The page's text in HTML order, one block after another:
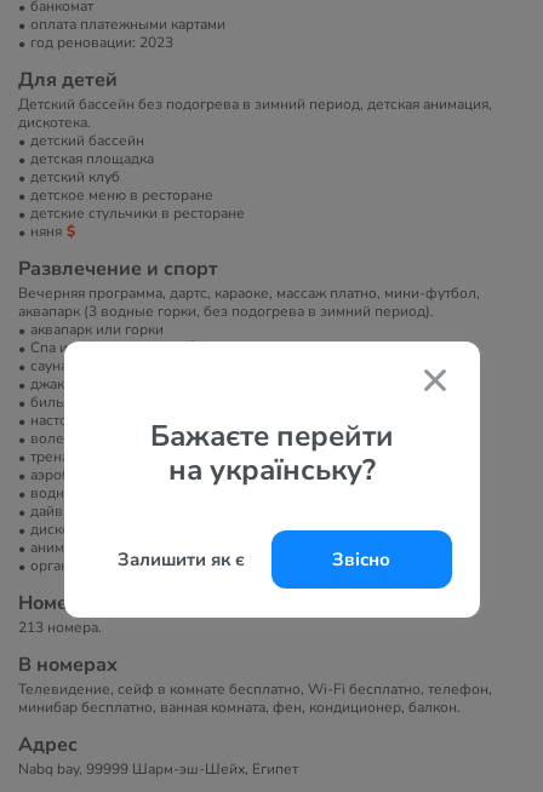
Бажаєте перейти
на українську?
Залишити як є Звісно
банкомат
оплата платежными картами
год реновации: 2023
Для детей
Детский бассейн без подогрева в зимний период, детская анимация,
дискотека.
детский бассейн
детская площадка
детский клуб
детское меню в ресторане
детские стульчики в ресторане
няня
Развлечение и спорт
Вечерняя программа, дартс, караоке, массаж платно, мини-футбол,
аквапарк (3 водные горки, без подогрева в зимний период).
аквапарк или горки
Спа или велнес-центр
сауна/баня/хамам
джакузи
бильярд
настольный теннис
волейбол
тренажерный зал
аэробика
водные развлечения
дайвинг
диско-клуб
анимация
организация экскурсий
Номера
213 номера.
В номерах
Телевидение, сейф в комнате бесплатно, Wi-Fi бесплатно, телефон,
минибар бесплатно, ванная комната, фен, кондиционер, балкон.
Адрес
Nabq bay, 99999 Шарм-эш-Шейх, Египет